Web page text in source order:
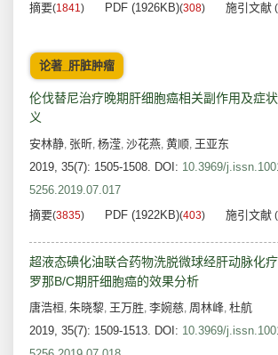
摘要(1841) PDF (1926KB)(308) 施引文献 (
论著_肝脏肿瘤
伦伐替尼治疗晚期肝细胞癌相关副作用及症
义
安林静, 张昕, 杨滢, 沙花燕, 黄顺, 王亚东
2019, 35(7): 1505-1508. DOI: 10.3969/
5256.2019.07.017
摘要(3835) PDF (1922KB)(403) 施引文献 (
超液态碘化油联合药物洗脱微球经肝动脉化
罗那B/C期肝细胞癌的效果分析
唐浩桓, 朱晓黎, 王万胜, 李婉慈, 周林峰, 杜航
2019, 35(7): 1509-1513. DOI: 10.3969/